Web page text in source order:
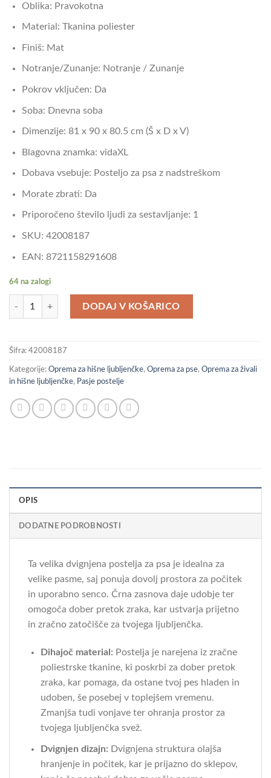
Oblika: Pravokotna
Material: Tkanina poliester
Finiš: Mat
Notranje/Zunanje: Notranje / Zunanje
Pokrov vključen: Da
Soba: Dnevna soba
Dimenzije: 81 x 90 x 80.5 cm (Š x D x V)
Blagovna znamka: vidaXL
Dobava vsebuje: Posteljo za psa z nadstreškom
Morate zbrati: Da
Priporočeno število ljudi za sestavljanje: 1
SKU: 42008187
EAN: 8721158291608
64 na zalogi
vidaXL Ležišče za psa Črna l Jeklo količina
DODAJ V KOŠARICO
Šifra: 42008187
Kategorije: Oprema za hišne ljubljenčke, Oprema za pse, Oprema za živali
in hišne ljubljenčke, Pasje postelje
OPIS
DODATNE PODROBNOSTI
Ta velika dvignjena postelja za psa je idealna za
velike pasme, saj ponuja dovolj prostora za počitek
in uporabno senco. Črna zasnova daje udobje ter
omogoča dober pretok zraka, kar ustvarja prijetno
in zračno zatočišče za tvojega ljubljenčka.
Dihajoč material: Postelja je narejena iz zračne
poliestrske tkanine, ki poskrbi za dober pretok
zraka, kar pomaga, da ostane tvoj pes hladen in
udoben, še posebej v toplejšem vremenu.
Zmanjša tudi vonjave ter ohranja prostor za
tvojega ljubljenčka svež.
Dvignjen dizajn: Dvignjena struktura olajša
hranjenje in počitek, kar je prijazno do sklepov,